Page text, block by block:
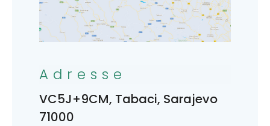
Adresse
VC5J+9CM, Tabaci, Sarajevo
71000